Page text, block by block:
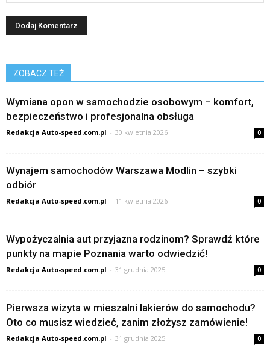
ZOBACZ TEŻ
Wymiana opon w samochodzie osobowym – komfort,
bezpieczeństwo i profesjonalna obsługa
Redakcja Auto-speed.com.pl - 30 kwietnia 2026 0
Wynajem samochodów Warszawa Modlin – szybki
odbiór
Redakcja Auto-speed.com.pl - 11 kwietnia 2026 0
Wypożyczalnia aut przyjazna rodzinom? Sprawdź które
punkty na mapie Poznania warto odwiedzić!
Redakcja Auto-speed.com.pl - 31 grudnia 2025 0
Pierwsza wizyta w mieszalni lakierów do samochodu?
Oto co musisz wiedzieć, zanim złożysz zamówienie!
Redakcja Auto-speed.com.pl - 31 grudnia 2025 0